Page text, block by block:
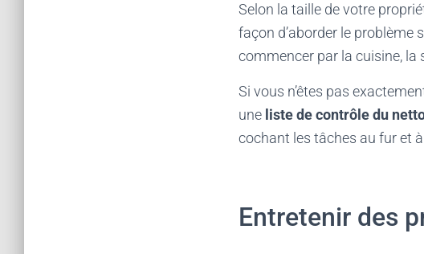
Selon la taille de votre
façon d’aborder le problème
commencer par la cuisine, la
Si vous n’êtes pas
une liste de contrôle du
cochant les tâches au fur et
Entretenir des